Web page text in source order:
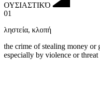
ΟΥΣΙΑΣΤΙΚΌ
01
ληστεία, κλοπή
the crime of stealing money or
especially by violence or threat